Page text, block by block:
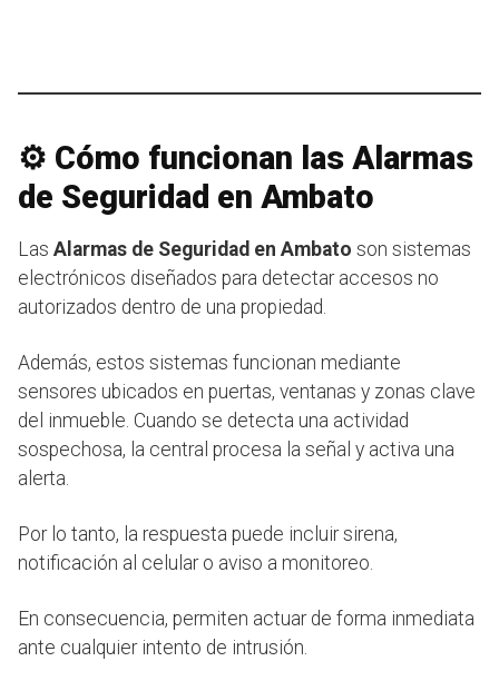
⚙️ Cómo funcionan las Alarmas
de Seguridad en Ambato
Las Alarmas de Seguridad en Ambato son sistemas
electrónicos diseñados para detectar accesos no
autorizados dentro de una propiedad.
Además, estos sistemas funcionan mediante
sensores ubicados en puertas, ventanas y zonas clave
del inmueble. Cuando se detecta una actividad
sospechosa, la central procesa la señal y activa una
alerta.
Por lo tanto, la respuesta puede incluir sirena,
notificación al celular o aviso a monitoreo.
En consecuencia, permiten actuar de forma inmediata
ante cualquier intento de intrusión.